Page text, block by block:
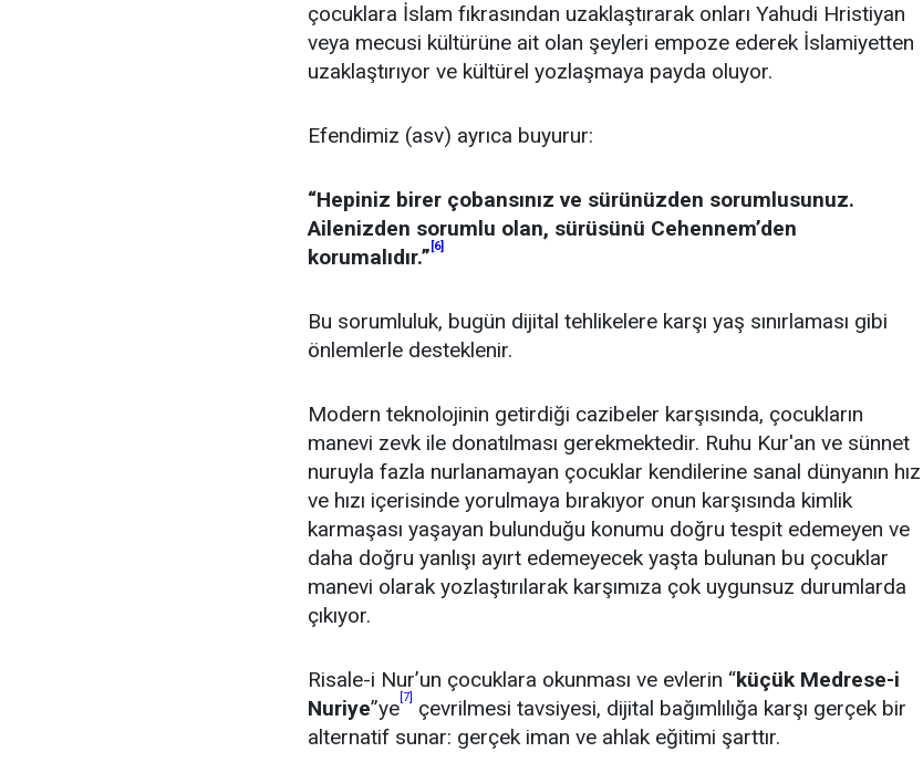
çocuklara İslam fıkrasından uzaklaştırarak onları Yahudi Hristiyan
veya mecusi kültürüne ait olan şeyleri empoze ederek İslamiyetten
uzaklaştırıyor ve kültürel yozlaşmaya payda oluyor.
Efendimiz (asv) ayrıca buyurur:
“Hepiniz birer çobansınız ve sürünüzden sorumlusunuz.
Ailenizden sorumlu olan, sürüsünü Cehennem’den
korumalıdır.” [6]
Bu sorumluluk, bugün dijital tehlikelere karşı yaş sınırlaması gibi
önlemlerle desteklenir.
Modern teknolojinin getirdiği cazibeler karşısında, çocukların
manevi zevk ile donatılması gerekmektedir. Ruhu Kur'an ve sünnet
nuruyla fazla nurlanamayan çocuklar kendilerine sanal dünyanın hız
ve hızı içerisinde yorulmaya bırakıyor onun karşısında kimlik
karmaşası yaşayan bulunduğu konumu doğru tespit edemeyen ve
daha doğru yanlışı ayırt edemeyecek yaşta bulunan bu çocuklar
manevi olarak yozlaştırılarak karşımıza çok uygunsuz durumlarda
çıkıyor.
Risale-i Nur’un çocuklara okunması ve evlerin “küçük Medrese-i
Nuriye”ye [7]
çevrilmesi tavsiyesi, dijital bağımlılığa karşı gerçek bir
alternatif sunar: gerçek iman ve ahlak eğitimi şarttır.